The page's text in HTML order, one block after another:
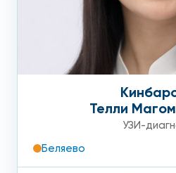
Телли
УЗИ-
Беляево